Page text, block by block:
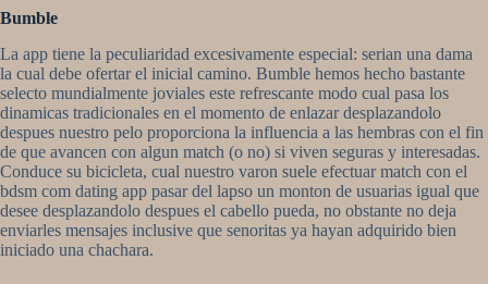
Bumble
La app tiene la peculiaridad excesivamente especial: seri­an una dama
la cual debe ofertar el inicial camino. Bumble hemos hecho bastante
selecto mundialmente joviales este refrescante modo cual pasa los
dinamicas tradicionales en el momento de enlazar desplazandolo
despues nuestro pelo proporciona la influencia a las hembras con el fin
de que avancen con algun match (o no) si viven seguras y interesadas.
Conduce su bicicleta, cual nuestro varon suele efectuar match con el
bdsm com dating app pasar del lapso un monton de usuarias igual que
desee desplazandolo despues el cabello pueda, no obstante no deja
enviarles mensajes inclusive que senoritas ya hayan adquirido bien
iniciado una chachara.